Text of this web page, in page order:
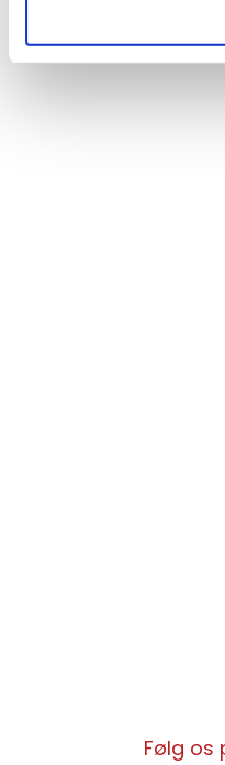
Følg os